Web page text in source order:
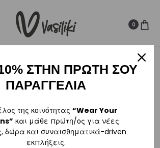
των
80€ 0
ΣΤΗΝ ΠΡΩΤΗ ΣΟΥ
ΠΑΡΑΓΓΕΛΙΑ
της κοινότητας “Wear Your
και μάθε πρώτη/ος για νέες
δώρα και συναισθηματικά-driven
εκπλήξεις.